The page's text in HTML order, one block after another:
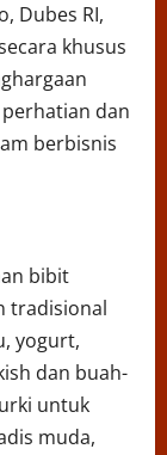
Dubes RI,
khusus
dan
berbisnis
bibit
tradisional
yogurt,
dan buah-
untuk
muda,